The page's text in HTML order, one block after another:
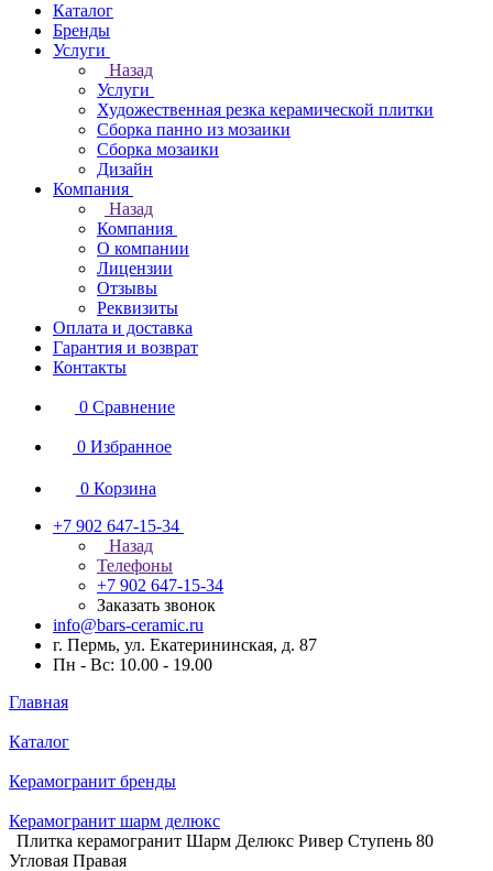
Каталог
Бренды
Услуги
Назад
Услуги
Художественная резка керамической плитки
Сборка панно из мозаики
Сборка мозаики
Дизайн
Компания
Назад
Компания
О компании
Лицензии
Отзывы
Реквизиты
Оплата и доставка
Гарантия и возврат
Контакты
0 Сравнение
0 Избранное
0 Корзина
+7 902 647-15-34
Назад
Телефоны
+7 902 647-15-34
Заказать звонок
info@bars-ceramic.ru
г. Пермь, ул. Екатерининская, д. 87
Пн - Вс: 10.00 - 19.00
Главная
Каталог
Керамогранит бренды
Керамогранит шарм делюкс
Плитка керамогранит Шарм Делюкс Ривер Ступень 80
Угловая Правая